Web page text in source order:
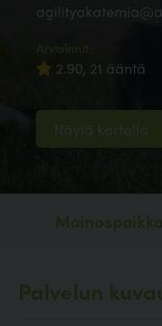
2.90, 21 ääntä
Näytä kartalla
Palvelun